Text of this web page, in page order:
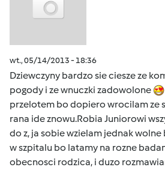
wt., 05/14/2013 - 18:36
Dziewczyny bardzo sie ciesze ze
pogody i ze wnuczki zadowolone
przelotem bo dopiero wrocilam ze
rana ide znowu.Robia Juniorowi
do z, ja sobie wzielam jednak
w szpitalu bo latamy na rozne
obecnosci rodzica, i duzo